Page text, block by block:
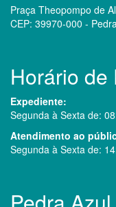
Praça Theopompo de
CEP: 39970-000 -
Horário de
Expediente:
Segunda à Sexta de:
Atendimento ao
Segunda à Sexta de: